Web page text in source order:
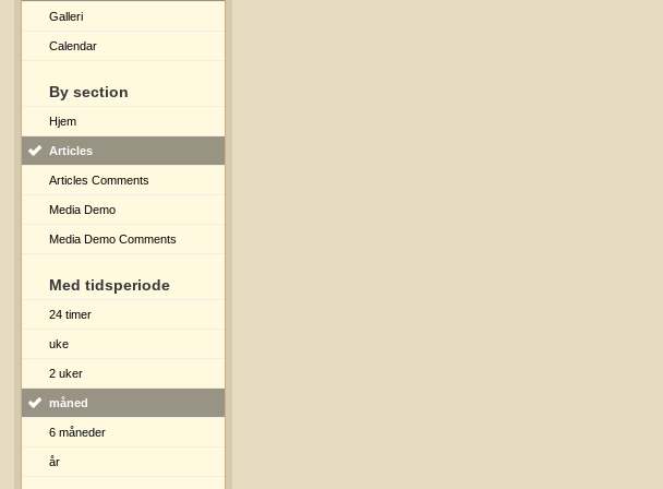
Galleri
Calendar
By section
Hjem
Articles
Articles Comments
Media Demo
Media Demo Comments
Med tidsperiode
24 timer
uke
2 uker
måned
6 måneder
år